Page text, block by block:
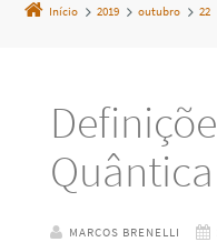
Início 2019 outubro 22
Quântica
MARCOS BRENELLI